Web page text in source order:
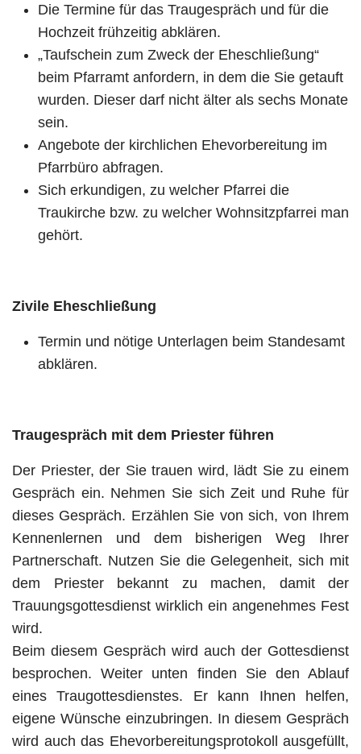
Die Termine für das Traugespräch und für die
Hochzeit frühzeitig abklären.
„Taufschein zum Zweck der Eheschließung“
beim Pfarramt anfordern, in dem die Sie getauft
wurden. Dieser darf nicht älter als sechs Monate
sein.
Angebote der kirchlichen Ehevorbereitung im
Pfarrbüro abfragen.
Sich erkundigen, zu welcher Pfarrei die
Traukirche bzw. zu welcher Wohnsitzpfarrei man
gehört.
Zivile Eheschließung
Termin und nötige Unterlagen beim Standesamt
abklären.
Traugespräch mit dem Priester führen
Der Priester, der Sie trauen wird, lädt Sie zu einem
Gespräch ein. Nehmen Sie sich Zeit und Ruhe für
dieses Gespräch. Erzählen Sie von sich, von Ihrem
Kennenlernen und dem bisherigen Weg Ihrer
Partnerschaft. Nutzen Sie die Gelegenheit, sich mit
dem Priester bekannt zu machen, damit der
Trauungsgottesdienst wirklich ein angenehmes Fest
wird.
Beim diesem Gespräch wird auch der Gottesdienst
besprochen. Weiter unten finden Sie den Ablauf
eines Traugottesdienstes. Er kann Ihnen helfen,
eigene Wünsche einzubringen. In diesem Gespräch
wird auch das Ehevorbereitungsprotokoll ausgefüllt,